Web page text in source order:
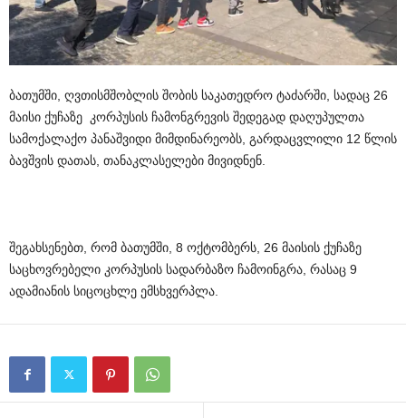
ბათუმში, ღვთისმშობლის შობის საკათედრო ტაძარში, სადაც 26
მაისი ქუჩაზე კორპუსის ჩამონგრევის შედეგად დაღუპულთა
სამოქალაქო პანაშვიდი მიმდინარეობს, გარდაცვლილი 12 წლის
ბავშვის დათას, თანაკლასელები მივიდნენ.
შეგახსენებთ, რომ ბათუმში, 8 ოქტომბერს, 26 მაისის ქუჩაზე
საცხოვრებელი კორპუსის სადარბაზო ჩამოინგრა, რასაც 9
ადამიანის სიცოცხლე ემსხვერპლა.